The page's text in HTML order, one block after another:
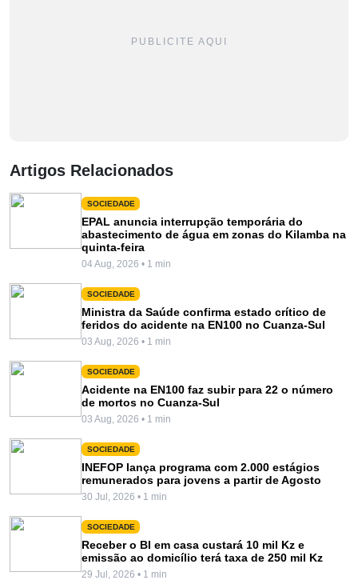
PUBLICITE AQUI
Artigos Relacionados
SOCIEDADE
EPAL anuncia interrupção temporária do
abastecimento de água em zonas do Kilamba na
quinta-feira
04 Aug, 2026 • 1 min
SOCIEDADE
Ministra da Saúde confirma estado crítico de
feridos do acidente na EN100 no Cuanza-Sul
03 Aug, 2026 • 1 min
SOCIEDADE
Acidente na EN100 faz subir para 22 o número
de mortos no Cuanza-Sul
03 Aug, 2026 • 1 min
SOCIEDADE
INEFOP lança programa com 2.000 estágios
remunerados para jovens a partir de Agosto
30 Jul, 2026 • 1 min
SOCIEDADE
Receber o BI em casa custará 10 mil Kz e
emissão ao domicílio terá taxa de 250 mil Kz
29 Jul, 2026 • 1 min